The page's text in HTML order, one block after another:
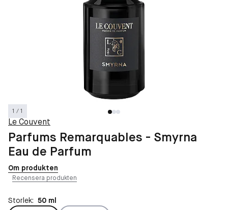
1 / 1
Le Couvent
Parfums Remarquables - Smyrna
Eau de Parfum
Om produkten
Recensera produkten
Storlek: 50 ml